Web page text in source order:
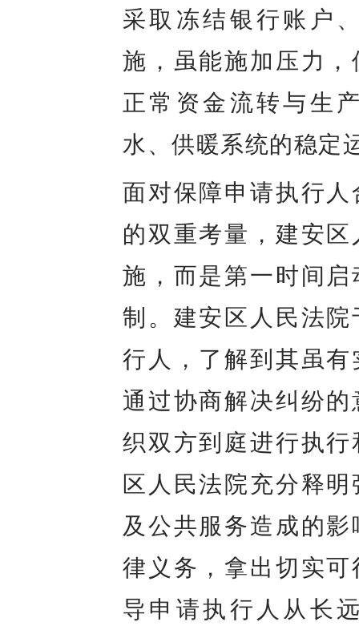
采取冻结银行账户
施，虽能施加压力
正常资金流转与生
水、供暖系统的稳定
面对保障申请执行
的双重考量，建安
施，而是第一时间
制。建安区人民法
行人，了解到其虽
通过协商解决纠纷
织双方到庭进行执
区人民法院充分释
及公共服务造成的
律义务，拿出切实
导申请执行人从长